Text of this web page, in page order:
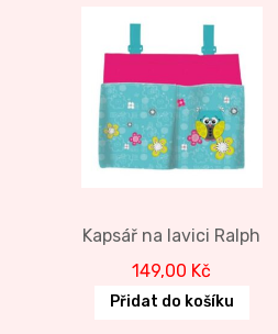
Kapsář na lavici Ralph
149,00 Kč
Přidat do košíku